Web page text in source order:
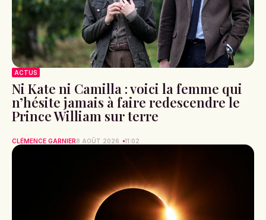
ACTUS
Ni Kate ni Camilla : voici la femme qui
n’hésite jamais à faire redescendre le
Prince William sur terre
CLÉMENCE GARNIER8 AOÛT 2026 11:02